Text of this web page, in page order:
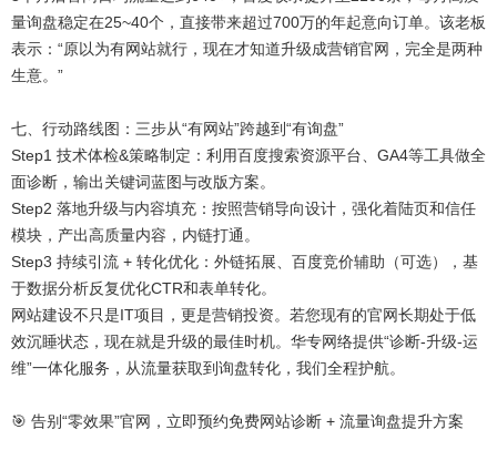
量询盘稳定在25~40个，直接带来超过700万的年起意向订单。该老板
表示：“原以为有网站就行，现在才知道升级成营销官网，完全是两种
生意。”
七、行动路线图：三步从“有网站”跨越到“有询盘”
Step1 技术体检&策略制定：利用百度搜索资源平台、GA4等工具做全
面诊断，输出关键词蓝图与改版方案。
Step2 落地升级与内容填充：按照营销导向设计，强化着陆页和信任
模块，产出高质量内容，内链打通。
Step3 持续引流 + 转化优化：外链拓展、百度竞价辅助（可选），基
于数据分析反复优化CTR和表单转化。
网站建设不只是IT项目，更是营销投资。若您现有的官网长期处于低
效沉睡状态，现在就是升级的最佳时机。华专网络提供“诊断-升级-运
维”一体化服务，从流量获取到询盘转化，我们全程护航。
🎯 告别“零效果”官网，立即预约免费网站诊断 + 流量询盘提升方案